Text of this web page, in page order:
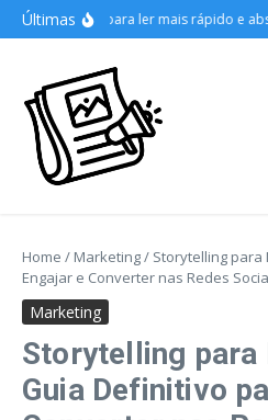
Ir para o conteúdo
Últimas
Técnicas para ler mais rápido e
Home / Marketing/ Storytelling para
Engajar e Converter nas Redes
Marketing
Storytelling para
Guia Definitivo